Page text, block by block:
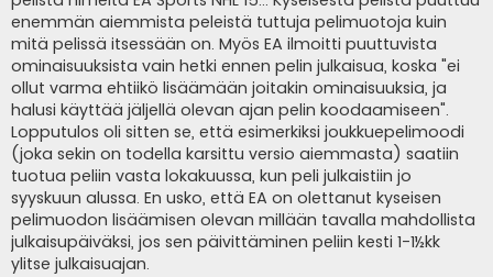
enemmän aiemmista peleistä tuttuja pelimuotoja kuin
mitä pelissä itsessään on. Myös EA ilmoitti puuttuvista
ominaisuuksista vain hetki ennen pelin julkaisua, koska "ei
ollut varma ehtiikö lisäämään joitakin ominaisuuksia, ja
halusi käyttää jäljellä olevan ajan pelin koodaamiseen".
Lopputulos oli sitten se, että esimerkiksi joukkuepelimoodi
(joka sekin on todella karsittu versio aiemmasta) saatiin
tuotua peliin vasta lokakuussa, kun peli julkaistiin jo
syyskuun alussa. En usko, että EA on olettanut kyseisen
pelimuodon lisäämisen olevan millään tavalla mahdollista
julkaisupäiväksi, jos sen päivittäminen peliin kesti 1-1½kk
ylitse julkaisuajan.